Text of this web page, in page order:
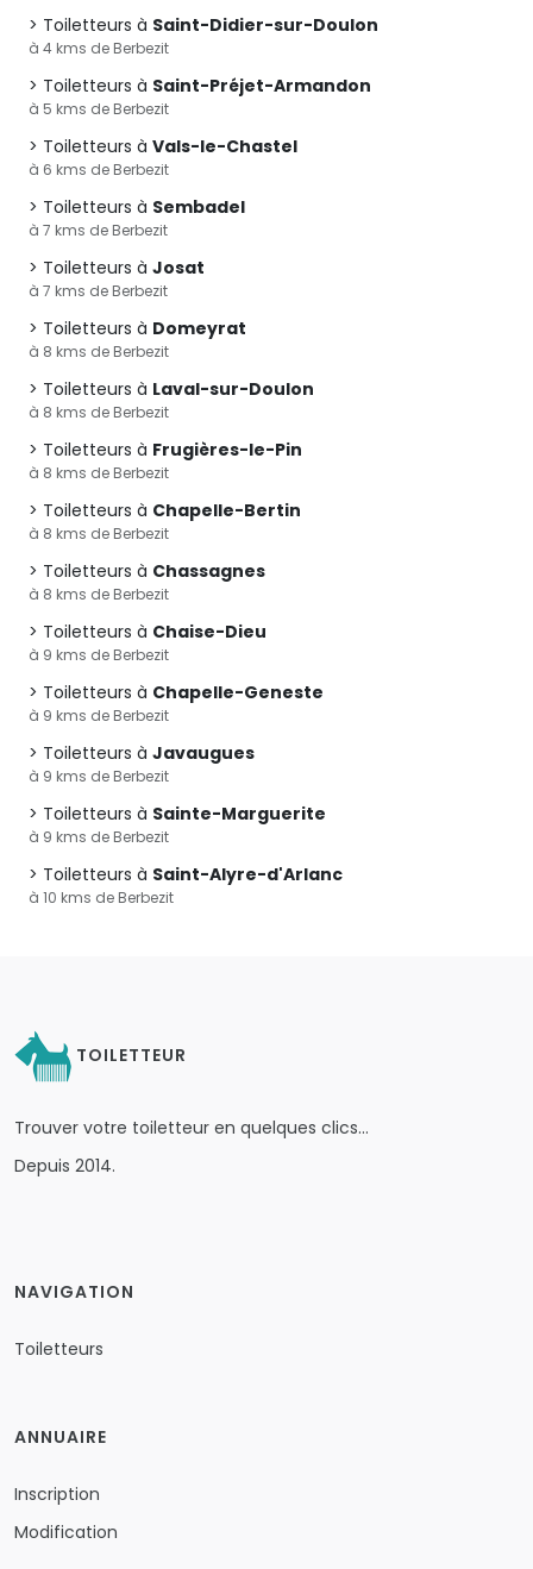
Toiletteurs à Saint-Didier-sur-Doulon
à 4 kms de Berbezit
Toiletteurs à Saint-Préjet-Armandon
à 5 kms de Berbezit
Toiletteurs à Vals-le-Chastel
à 6 kms de Berbezit
Toiletteurs à Sembadel
à 7 kms de Berbezit
Toiletteurs à Josat
à 7 kms de Berbezit
Toiletteurs à Domeyrat
à 8 kms de Berbezit
Toiletteurs à Laval-sur-Doulon
à 8 kms de Berbezit
Toiletteurs à Frugières-le-Pin
à 8 kms de Berbezit
Toiletteurs à Chapelle-Bertin
à 8 kms de Berbezit
Toiletteurs à Chassagnes
à 8 kms de Berbezit
Toiletteurs à Chaise-Dieu
à 9 kms de Berbezit
Toiletteurs à Chapelle-Geneste
à 9 kms de Berbezit
Toiletteurs à Javaugues
à 9 kms de Berbezit
Toiletteurs à Sainte-Marguerite
à 9 kms de Berbezit
Toiletteurs à Saint-Alyre-d'Arlanc
à 10 kms de Berbezit
TOILETTEUR
Trouver votre toiletteur en quelques clics…
Depuis 2014.
NAVIGATION
Toiletteurs
ANNUAIRE
Inscription
Modification